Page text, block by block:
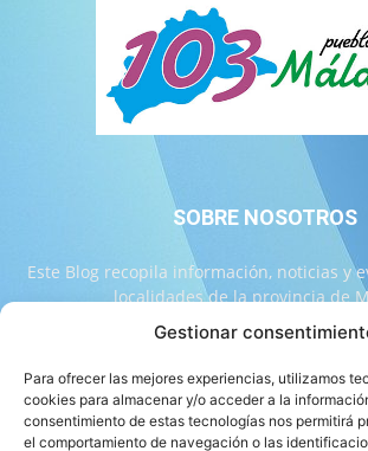
Gestionar
Para ofrecer las mejores experiencias, utilizamos
cookies para almacenar y/o acceder a la
consentimiento de estas tecnologías nos permitirá
el comportamiento de navegación o las
SOBRE NOSOTROS
Este Blog recopila información, noticias y
localidades de la provincia de
Contáctanos:
SÍGUENOS